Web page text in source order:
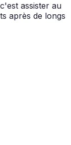
assister au
après de longs